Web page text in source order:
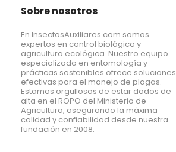
Sobre nosotros
En InsectosAuxiliares.com somos
expertos en control biológico y
agricultura ecológica. Nuestro equipo
especializado en entomología y
prácticas sostenibles ofrece soluciones
efectivas para el manejo de plagas.
Estamos orgullosos de estar dados de
alta en el ROPO del Ministerio de
Agricultura, asegurando la máxima
calidad y confiabilidad desde nuestra
fundación en 2008.